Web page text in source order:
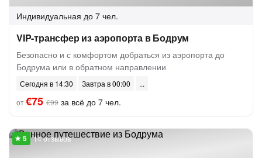
Индивидуальная до 7 чел.
VIP-трансфер из аэропорта в Бодрум
Безопасно и с комфортом добраться из аэропорта до
Бодрума или в обратном направлении
Сегодня в 14:30
Завтра в 00:00
от€75 €99 за всё до 7 чел.
14 отзывов